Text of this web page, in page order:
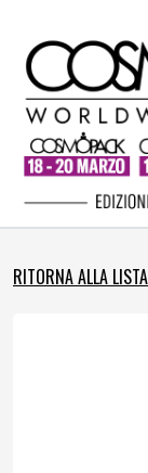
RITORNA ALLA